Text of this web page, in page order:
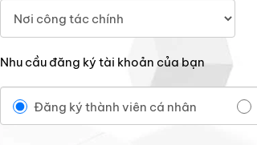
Nhu cầu đăng ký tài khoản của bạn
Đăng ký thành viên cá nhân